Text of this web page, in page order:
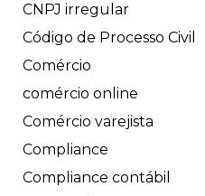
CNPJ irregular
Código de Processo Civil
Comércio
comércio online
Comércio varejista
Compliance
Compliance contábil